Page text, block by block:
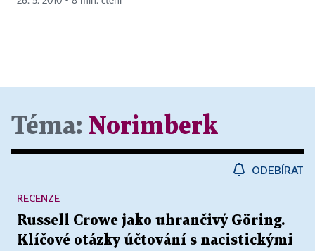
Téma: Norimberk
ODEBÍRAT
Russell Crowe jako uhrančivý Göring.
Klíčové otázky účtování s nacistickými
RECENZE